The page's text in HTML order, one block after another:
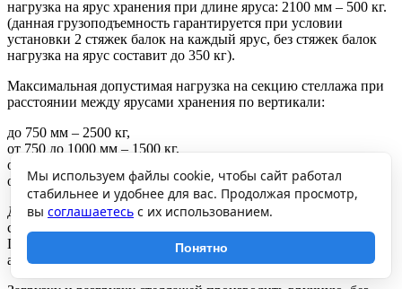
нагрузка на ярус хранения при длине яруса: 2100 мм – 500 кг.
(данная грузоподъемность гарантируется при условии
установки 2 стяжек балок на каждый ярус, без стяжек балок
нагрузка на ярус составит до 350 кг).
Максимальная допустимая нагрузка на секцию стеллажа при
расстоянии между ярусами хранения по вертикали:
до 750 мм – 2500 кг,
от 750 до 1000 мм – 1500 кг,
от 1000 до 1250 мм – 1050 кг,
от 1250 до 2000 мм – 500 кг.
Допускается собирать стеллажи в линию с общей средней
стойкой. Грузоподъемность стеллажей при этом не снижается.
При эксплуатации стеллажей закрепление рам стеллажей
анкерными болтами обязательно.
Мы используем файлы cookie, чтобы сайт работал
стабильнее и удобнее для вас. Продолжая просмотр,
вы соглашаетесь с их использованием.
Понятно